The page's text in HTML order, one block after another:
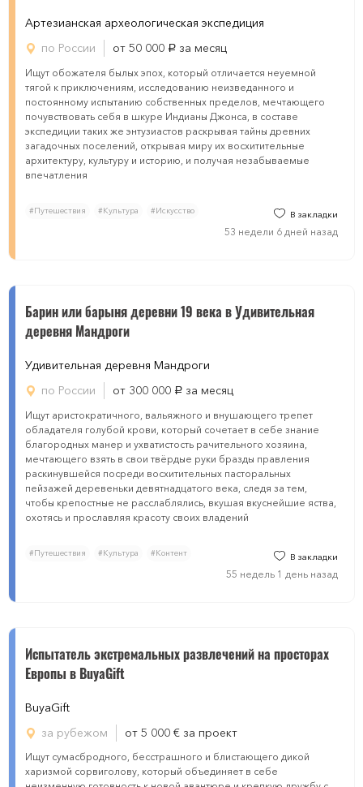
Артезианская археологическая экспедиция
по России
от 50 000 руб. за месяц
Ищут обожателя былых эпох, который отличается неуемной
тягой к приключениям, исследованию неизведанного и
постоянному испытанию собственных пределов, мечтающего
почувствовать себя в шкуре Индианы Джонса, в составе
экспедиции таких же энтузиастов раскрывая тайны древних
загадочных поселений, открывая миру их восхитительные
архитектуру, культуру и историю, и получая незабываемые
впечатления
#Путешествия #Культура #Искусство В закладки
53 недели 6 дней назад
Барин или барыня деревни 19 века в Удивительная
деревня Мандроги
Удивительная деревня Мандроги
по России
от 300 000 руб. за месяц
Ищут аристократичного, вальяжного и внушающего трепет
обладателя голубой крови, который сочетает в себе знание
благородных манер и ухватистость рачительного хозяина,
мечтающего взять в свои твёрдые руки бразды правления
раскинувшейся посреди восхитительных пасторальных
пейзажей деревеньки девятнадцатого века, следя за тем,
чтобы крепостные не расслаблялись, вкушая вкуснейшие яства,
охотясь и прославляя красоту своих владений
#Путешествия #Культура #Контент В закладки
55 недель 1 день назад
Испытатель экстремальных развлечений на просторах
Европы в BuyаGift
BuyаGift
за рубежом
от 5 000 € за проект
Ищут сумасбродного, бесстрашного и блистающего дикой
харизмой сорвиголову, который объединяет в себе